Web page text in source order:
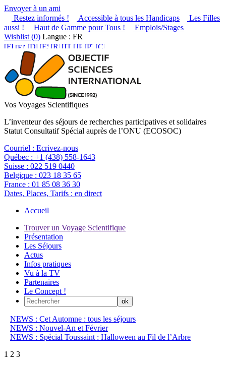
Envoyer à un ami
Restez informés !
Accessible à tous les Handicaps
Les Filles
aussi !
Haut de Gamme pour Tous !
Emplois/Stages
Wishlist (0) Langue : FR
Vos Voyages Scientifiques
L’inventeur des séjours de recherches participatives et solidaires
Statut Consultatif Spécial auprès de l’ONU (ECOSOC)
Courriel : Ecrivez-nous
Québec : +1 (438) 558-1643
Suisse : 022 519 0440
Belgique : 023 18 35 65
France : 01 85 08 36 30
Dates, Places, Tarifs : en direct
Accueil
Trouver un Voyage Scientifique
Présentation
Les Séjours
Actus
Infos pratiques
Vu à la TV
Partenaires
Le Concept !
NEWS : Cet Automne : tous les séjours
NEWS : Nouvel-An et Février
NEWS : Spécial Toussaint : Halloween au Fil de l’Arbre
1 2 3